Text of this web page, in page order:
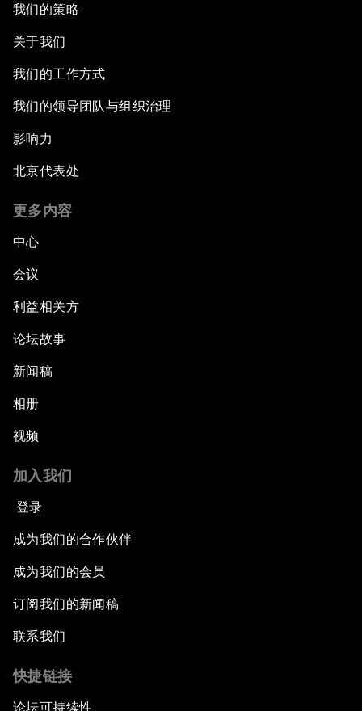
我们的策略
关于我们
我们的工作方式
我们的领导团队与组织治理
影响力
北京代表处
更多内容
中心
会议
利益相关方
论坛故事
新闻稿
相册
视频
加入我们
登录
成为我们的合作伙伴
成为我们的会员
订阅我们的新闻稿
联系我们
快捷链接
论坛可持续性